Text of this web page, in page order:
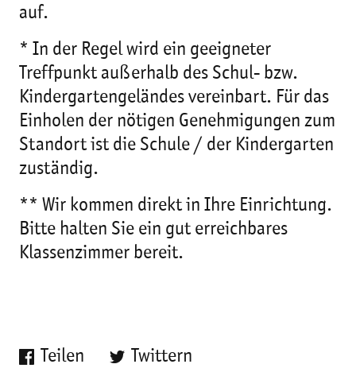
auf.
* In der Regel wird ein geeigneter
Treffpunkt außerhalb des Schul- bzw.
Kindergartengeländes vereinbart. Für das
Einholen der nötigen Genehmigungen zum
Standort ist die Schule / der Kindergarten
zuständig.
** Wir kommen direkt in Ihre Einrichtung.
Bitte halten Sie ein gut erreichbares
Klassenzimmer bereit.
Teilen Twittern